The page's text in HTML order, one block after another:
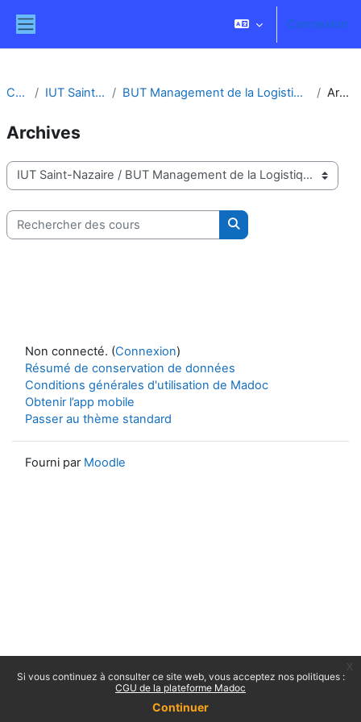
Si vous continuez à consulter ce site web, vous acceptez nos politiques :
CGU de la plateforme Madoc
Continuer
Connexion
Cours IUT Saint-Nazaire BUT Management de la Logistique et des Transports Archives
Archives
Catégories de cours
Rechercher des cours
Rechercher des cours
Non connecté. (Connexion)
Résumé de conservation de données
Conditions générales d'utilisation de Madoc
Obtenir l’app mobile
Passer au thème standard
Fourni par Moodle